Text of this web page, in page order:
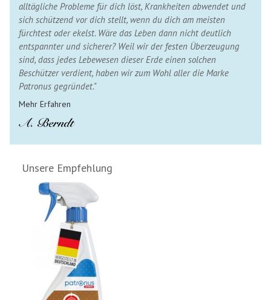
alltägliche Probleme für dich löst, Krankheiten abwendet und
sich schützend vor dich stellt, wenn du dich am meisten
fürchtest oder ekelst. Wäre das Leben dann nicht deutlich
entspannter und sicherer? Weil wir der festen Überzeugung
sind, dass jedes Lebewesen dieser Erde einen solchen
Beschützer verdient, haben wir zum Wohl aller die Marke
Patronus gegründet."
Mehr Erfahren
Unsere Empfehlung